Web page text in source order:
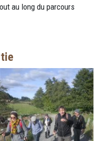
au long du parcours